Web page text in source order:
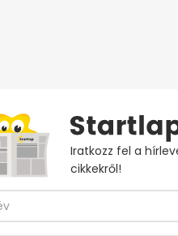
Iratkozz fel a
cikkekről!